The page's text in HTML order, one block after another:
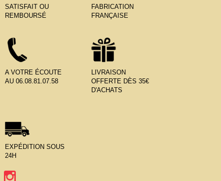
SATISFAIT OU
REMBOURSÉ
FABRICATION
FRANÇAISE
A VOTRE ÉCOUTE
AU 06.08.81.07.58
LIVRAISON
OFFERTE DÈS 35€
D'ACHATS
EXPÉDITION SOUS
24H